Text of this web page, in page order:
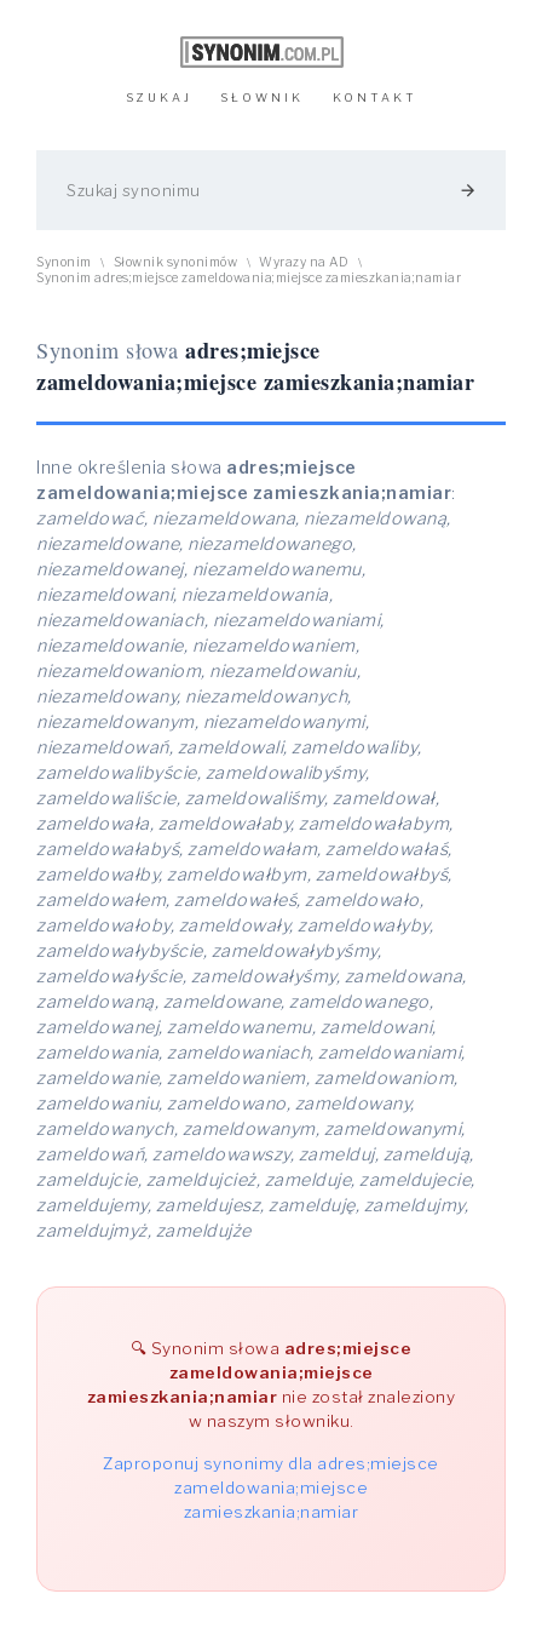
SZUKAJ SŁOWNIK KONTAKT
arrow_forward
Synonim \ Słownik synonimów \ Wyrazy na AD \
Synonim adres;miejsce zameldowania;miejsce zamieszkania;namiar
Synonim słowa adres;miejsce
zameldowania;miejsce zamieszkania;namiar
Inne określenia słowa adres;miejsce
zameldowania;miejsce zamieszkania;namiar:
zameldować, niezameldowana, niezameldowaną,
niezameldowane, niezameldowanego,
niezameldowanej, niezameldowanemu,
niezameldowani, niezameldowania,
niezameldowaniach, niezameldowaniami,
niezameldowanie, niezameldowaniem,
niezameldowaniom, niezameldowaniu,
niezameldowany, niezameldowanych,
niezameldowanym, niezameldowanymi,
niezameldowań, zameldowali, zameldowaliby,
zameldowalibyście, zameldowalibyśmy,
zameldowaliście, zameldowaliśmy, zameldował,
zameldowała, zameldowałaby, zameldowałabym,
zameldowałabyś, zameldowałam, zameldowałaś,
zameldowałby, zameldowałbym, zameldowałbyś,
zameldowałem, zameldowałeś, zameldowało,
zameldowałoby, zameldowały, zameldowałyby,
zameldowałybyście, zameldowałybyśmy,
zameldowałyście, zameldowałyśmy, zameldowana,
zameldowaną, zameldowane, zameldowanego,
zameldowanej, zameldowanemu, zameldowani,
zameldowania, zameldowaniach, zameldowaniami,
zameldowanie, zameldowaniem, zameldowaniom,
zameldowaniu, zameldowano, zameldowany,
zameldowanych, zameldowanym, zameldowanymi,
zameldowań, zameldowawszy, zamelduj, zameldują,
zameldujcie, zameldujcież, zamelduje, zameldujecie,
zameldujemy, zameldujesz, zamelduję, zameldujmy,
zameldujmyż, zameldujże
Synonim słowa adres;miejsce
zameldowania;miejsce
zamieszkania;namiar nie został znaleziony
w naszym słowniku.
Zaproponuj synonimy dla adres;miejsce
zameldowania;miejsce
zamieszkania;namiar